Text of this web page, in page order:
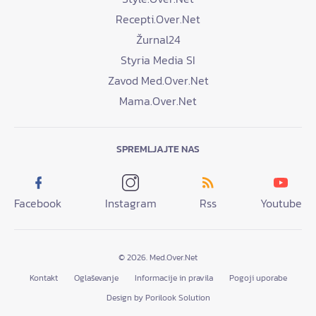
Recepti.Over.Net
Žurnal24
Styria Media SI
Zavod Med.Over.Net
Mama.Over.Net
SPREMLJAJTE NAS
Facebook Instagram Rss Youtube
© 2026. Med.Over.Net
Kontakt
Oglaševanje Informacije in pravila
Pogoji uporabe
Design by Porilook Solution